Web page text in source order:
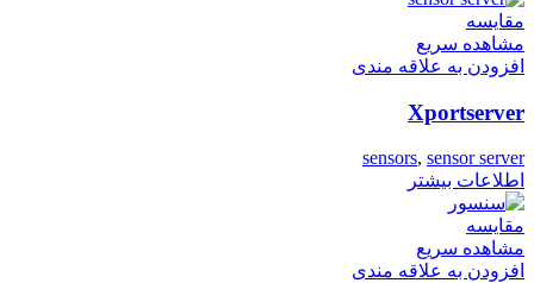
مقایسه
مشاهده سریع
افزودن به علاقه مندی
Xportserver
sensors, sensor server
اطلاعات بیشتر
مقایسه
مشاهده سریع
افزودن به علاقه مندی